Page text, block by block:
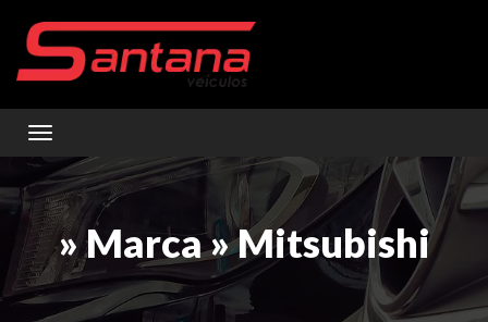
Toggle navigation
» Marca » Mitsubishi